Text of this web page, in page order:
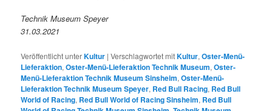
Technik Museum Speyer
31.03.2021
Veröffentlicht unterKultur |Verschlagwortet mitKultur,Oster-Menü-
Lieferaktion,Oster-Menü-Lieferaktion Technik Museum,Oster-
Menü-Lieferaktion Technik Museum Sinsheim,Oster-Menü-
Lieferaktion Technik Museum Speyer, Red Bull Racing, Red Bull
World of Racing, Red Bull World of Racing Sinsheim, Red Bull